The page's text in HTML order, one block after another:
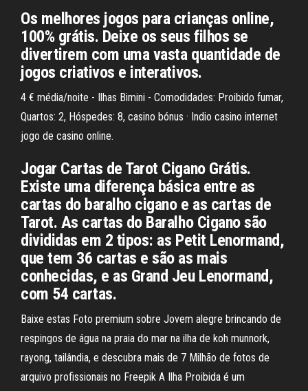
Os melhores jogos para crianças online,
100% grátis. Deixe os seus filhos se
divertirem com uma vasta quantidade de
jogos criativos e interativos.
4 € média/noite - Ilhas Bimini - Comodidades: Proibido fumar,
Quartos: 2, Hóspedes: 8, casino bónus · Indio casino internet
jogo de casino online.
Jogar Cartas de Tarot Cigano Grátis.
Existe uma diferença básica entre as
cartas do baralho cigano e as cartas de
Tarot. As cartas do Baralho Cigano são
divididas em 2 tipos: as Petit Lenormand,
que tem 36 cartas e são as mais
conhecidas, e as Grand Jeu Lenormand,
com 54 cartas.
Baixe estas Foto premium sobre Jovem alegre brincando de
respingos de água na praia do mar na ilha de koh munnork,
rayong, tailândia, e descubra mais de 7 Milhão de fotos de
arquivo profissionais no Freepik A Ilha Proibida é um